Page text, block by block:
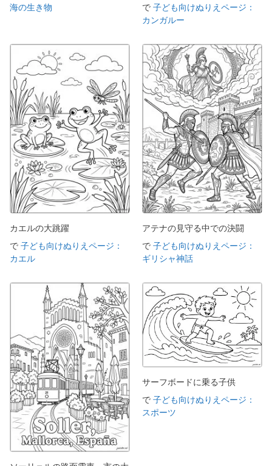
海の生き物
で 子ども向けぬりえページ：
カンガルー
カエルの大跳躍
で 子ども向けぬりえページ：
カエル
アテナの見守る中での決闘
で 子ども向けぬりえページ：
ギリシャ神話
サーフボードに乗る子供
で 子ども向けぬりえページ：
スポーツ